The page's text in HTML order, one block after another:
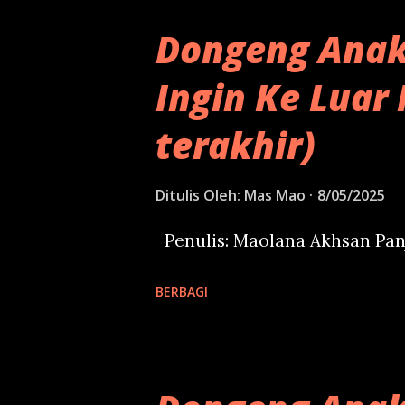
online maksimal 4 jam. Tapi
daftar dengan isi form di
sedikit bagaimana ini bisa
puluhan tahun terakhir,
disukai untuk menemukan
Google. ...
Dongeng
Ingin Ke Luar
terakhir)
Ditulis Oleh: Mas Mao 8/05/2025
Penulis: Maolana Akhsan
BERBAGI